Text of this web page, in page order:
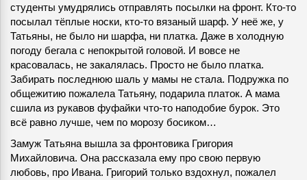
студенты умудрялись отправлять посылки на фронт. Кто-то
посылал тёплые носки, кто-то вязаный шарф. У неё же, у
Татьяны, не было ни шарфа, ни платка. Даже в холодную
погоду бегала с непокрытой головой. И вовсе не
красовалась, не закалялась. Просто не было платка.
Забирать последнюю шаль у мамы не стала. Подружка по
общежитию пожалела Татьяну, подарила платок. А мама
сшила из рукавов фуфайки что-то наподобие бурок. Это
всё равно лучше, чем по морозу босиком…
Замуж Татьяна вышла за фронтовика Григория
Михайловича. Она рассказала ему про свою первую
любовь, про Ивана. Григорий только вздохнул, пожалел